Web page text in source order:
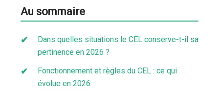
Au sommaire
Dans quelles situations le CEL conserve-t-il sa
pertinence en 2026 ?
Fonctionnement et règles du CEL : ce qui
évolue en 2026